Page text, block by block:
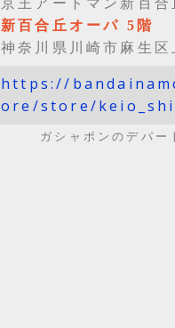
新百合丘オーパ 5階
神奈川県川崎市麻生
https://
ore/store/
ガシャポンのデパー